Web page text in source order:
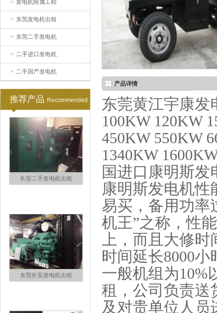
> 发电机附属工程
> 东莞发电机出租
> 东莞二手发电机
> 二手进口发电机
> 二手国产发电机
推荐产品 Recommended
机配件销售
长安二手发电机出租
东莞长安发电机出租
产品详情
东莞黄江宇康发
100KW 120KW
450KW 550KW
1340KW
国进口康明斯
康明斯发电机性
易买，备用功率
机王”之称，性
上，而且大修时
时间延长8000
一般机组为10%
租，公司负责送
及对贵单位人员